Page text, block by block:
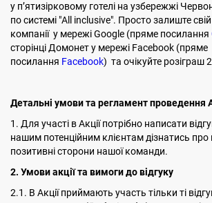
у п’ятизірковому готелі на узбережжі
по системі "All inclusive". Просто залиште
компанії у мережі Google (пряме посилання
сторінці Домонет у мережі Facebook (пряме
посилання Facebook) та очікуйте розіграш
Детальні умови та регламент проведення
1. Для участі в Акції потрібно написати
нашим потенційним клієнтам дізнатись про
позитивні сторони нашої команди.
2. Умови акції та вимоги до відгуку
2.1. В Акції приймають участь тільки ті